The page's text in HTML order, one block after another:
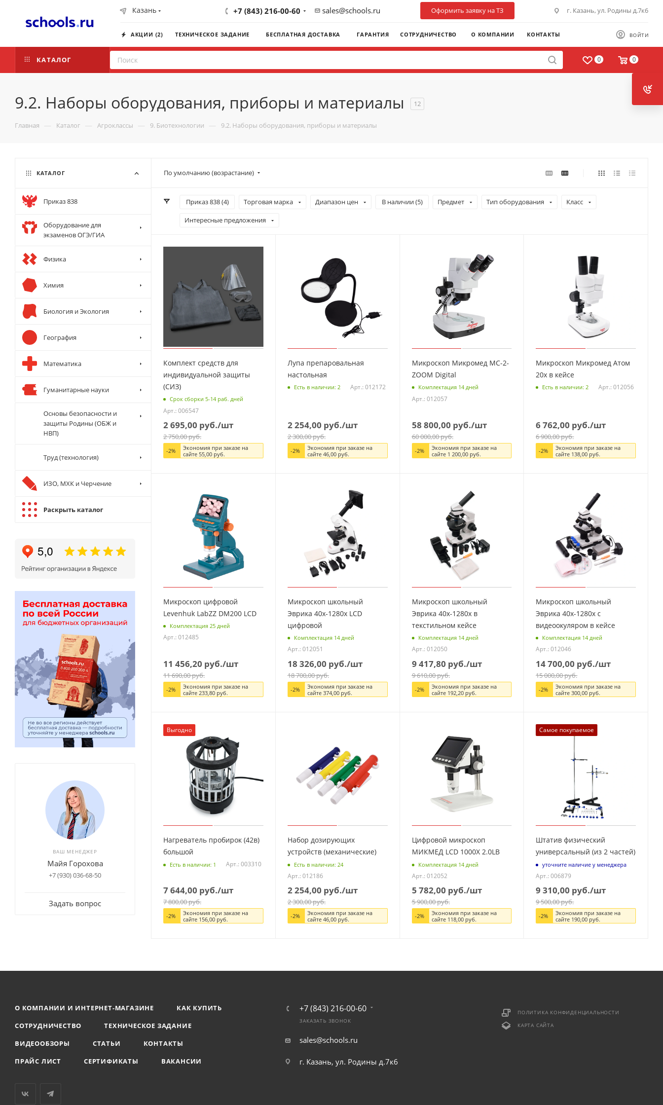
Казань +7 (843) 216-00-60 sales@schools.ru Оформить заявку на ТЗ г. Казань, ул. Родины д.7к6
ВОЙТИ
АКЦИИ (2) ТЕХНИЧЕСКОЕ ЗАДАНИЕ БЕСПЛАТНАЯ ДОСТАВКА ГАРАНТИЯ СОТРУДНИЧЕСТВО О КОМПАНИИ КОНТАКТЫ
0 0
КАТАЛОГ
9.2. Наборы оборудования, приборы и материалы 12
Главная — Каталог — Агроклассы — 9. Биотехнологии — 9.2. Наборы оборудования, приборы и материалы
По умолчанию (возрастание)
Приказ 838 (4) Торговая марка Диапазон цен В наличии (5) Предмет Тип оборудования Класс
Интересные предложения
Комплект средств для
индивидуальной защиты
(СИЗ)
Срок сборки 5-14 раб. дней
Арт.: 006547
2 695,00 руб./шт
2 750,00руб.
-2%
Экономия при заказе на
сайте 55,00 руб.
Лупа препаровальная
настольная
Есть в наличии: 2 Арт.: 012172
2 254,00 руб./шт
2 300,00руб.
-2%
Экономия при заказе на
сайте 46,00руб.
Микроскоп Микромед MC-2-
ZOOM Digital
Комплектация 14 дней
Арт.: 012057
58 800,00 руб./шт
60 000,00руб.
-2%
Экономия при заказе на
сайте 1 200,00руб.
Микроскоп Микромед Атом
20x в кейсе
Есть в наличии: 2 Арт.: 012056
6 762,00 руб./шт
6 900,00руб.
-2%
Экономия при заказе на
сайте 138,00 руб.
Микроскоп цифровой
Levenhuk LabZZ DM200 LCD
Комплектация 25 дней
Арт.: 012485
11 456,20 руб./шт
11 690,00руб.
-2%
Экономия при заказе на
сайте 233,80руб.
Микроскоп школьный
Эврика 40х-1280х LCD
цифровой
Комплектация 14 дней
Арт.: 012051
18 326,00 руб./шт
18 700,00руб.
-2%
Экономия при заказе на
сайте 374,00руб.
Микроскоп школьный
Эврика 40х-1280х в
текстильном кейсе
Комплектация 14 дней
Арт.: 012050
9 417,80 руб./шт
9 610,00руб.
-2%
Экономия при заказе на
сайте 192,20руб.
Микроскоп школьный
Эврика 40х-1280х с
видеоокуляром в кейсе
Комплектация 14 дней
Арт.: 012046
14 700,00 руб./шт
15 000,00руб.
-2%
Экономия при заказе на
сайте300,00руб.
Выгодно
Нагреватель пробирок (42в)
большой
Есть в наличии: 1 Арт.: 003310
7 644,00 руб./шт
7 800,00руб.
-2%
Экономия при заказе на
сайте 156,00 руб.
Набор дозирующих
устройств (механические)
Есть в наличии: 24
Арт.: 012186
2 254,00 руб./шт
2 300,00руб.
-2%
Экономия при заказе на
сайте 46,00руб.
Цифровой микроскоп
МИКМЕД LCD 1000Х 2.0LB
Комплектация 14 дней
Арт.: 012052
5 782,00 руб./шт
5 900,00руб.
-2%
Экономия при заказе на
сайте 118,00руб.
Самое покупаемое
Штатив физический
универсальный (из 2 частей)
уточните наличие у менеджера
Арт.: 006879
9 310,00 руб./шт
9 500,00руб.
-2%
Экономия при заказе на
сайте 190,00 руб.
КАТАЛОГ
Приказ 838
Оборудование для
экзаменов ОГЭ/ГИА
Физика
Химия
Биология и Экология
География
Математика
Гуманитарные науки
Основы безопасности и
защиты Родины (ОБЖ и
НВП)
Труд (технология)
ИЗО, МХК и Черчение
Раскрыть каталог
ВАШ МЕНЕДЖЕР
Майя Горохова
+7 (930) 036-68-50
Задать вопрос
О КОМПАНИИ И ИНТЕРНЕТ-МАГАЗИНЕ
КАК КУПИТЬ
СОТРУДНИЧЕСТВО
ТЕХНИЧЕСКОЕ ЗАДАНИЕ
ВИДЕООБЗОРЫ
СТАТЬИ
КОНТАКТЫ
ПРАЙС ЛИСТ
СЕРТИФИКАТЫ ВАКАНСИИ
+7 (843) 216-00-60
ЗАКАЗАТЬ ЗВОНОК
sales@schools.ru
г. Казань, ул. Родины д.7к6
ПОЛИТИКА КОНФИДЕНЦИАЛЬНОСТИ
КАРТА САЙТА